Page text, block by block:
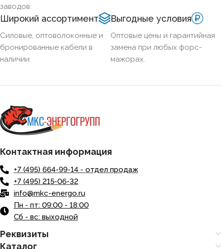
заводов.
Широкий ассортимент
Силовые, оптоволоконные и
бронированные кабели в
наличии.
Выгодные условия
Оптовые цены и гарантийная
замена при любых форс-
мажорах.
Контактная информация
+7 (495) 664-99-14 - отдел продаж
+7 (495) 215-06-32
info@mkc-energo.ru
Пн - пт: 09:00 - 18:00
Сб - вс: выходной
Реквизиты
Каталог